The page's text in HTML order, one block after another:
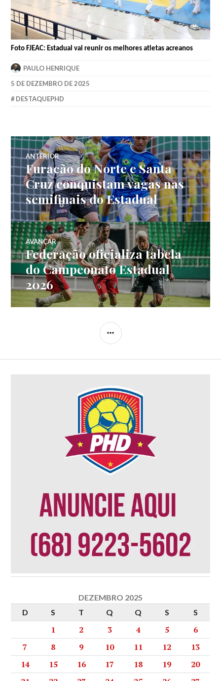
Foto FJEAC: Estadual vai reunir os melhores atletas acreanos
PAULO HENRIQUE
5 DE DEZEMBRO DE 2025
DESTAQUEPHD
ANTERIOR
Furacão do Norte e Santa
Cruz conquistam vagas nas
semifinais do Estadual
AVANÇAR
Federação oficializa tabela
do Campeonato Estadual
2026
DEZEMBRO 2025
D
S T Q Q S S
1 2 3 4 5
6
7
8 9 10 11 12
13
14
15 16 17 18 19
20